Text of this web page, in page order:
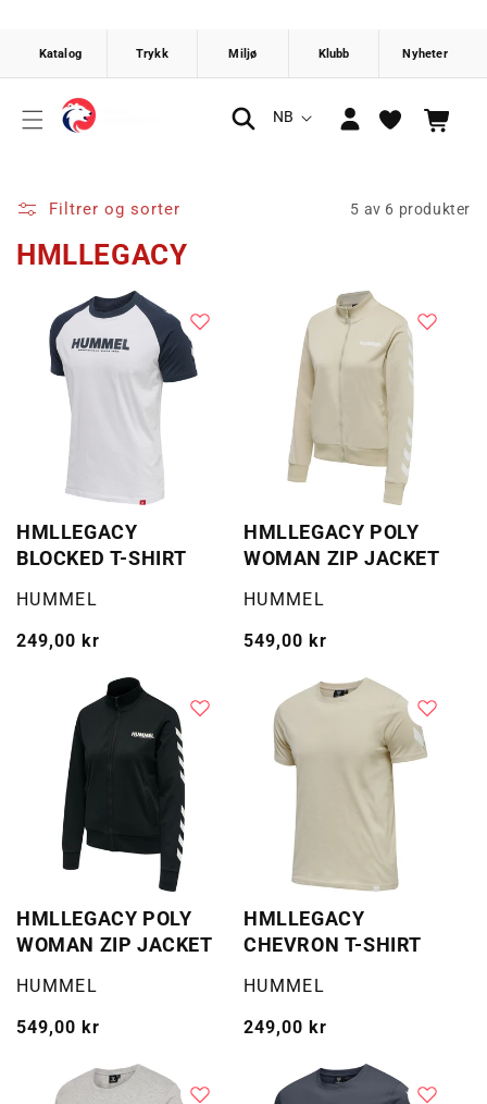
innholdet
S
NB
inn
Handlekurv
Filtrer og sorter 5 av 6 produkter
HMLLEGACY
HMLLEGACY
BLOCKED T-SHIRT
Selger:
HUMMEL
Vanlig
249,00 kr
HMLLEGACY POLY
WOMAN ZIP JACKET
Selger:
HUMMEL
Vanlig
549,00 kr
HMLLEGACY POLY
WOMAN ZIP JACKET
Selger:
HUMMEL
Vanlig
549,00 kr
HMLLEGACY
CHEVRON T-SHIRT
Selger:
HUMMEL
Vanlig
249,00 kr